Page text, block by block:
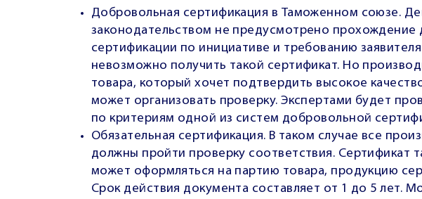
Добровольная сертификация в Таможенном союзе.
законодательством не предусмотрено прохождение
сертификации по инициативе и требованию
невозможно получить такой сертификат. Но
товара, который хочет подтвердить высокое
может организовать проверку. Экспертами будет
по критериям одной из систем добровольной
Обязательная сертификация. В таком случае все
должны пройти проверку соответствия. Сертификат
может оформляться на партию товара, продукцию
Срок действия документа составляет от 1 до 5 лет.